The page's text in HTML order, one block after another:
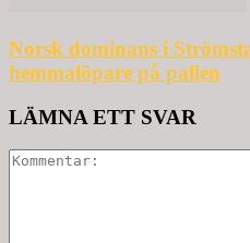
Norsk dominans i
hemmalöpare på pallen
LÄMNA ETT SVAR